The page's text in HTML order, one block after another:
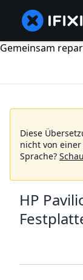
Gemeinsam
Diese
nicht von
Sprache?
HP